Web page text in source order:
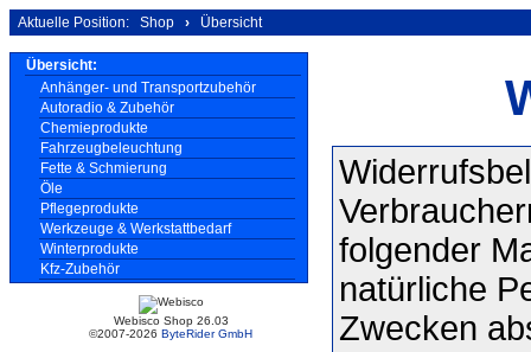
Aktuelle Position: Shop › Übersicht
Übersicht:
Anhänger- und Transportzubehör
Autoradio & Zubehör
Chemieprodukte
Fahrzeugbeleuchtung
Fette & Schmierung
Öle
Pflegeprodukte
Werkzeuge & Werkstattbedarf
Winterprodukte
Kfz-Zubehör
Webisco Shop 26.03
©2007-2026 ByteRider GmbH
folgender
natürliche
Zwecken